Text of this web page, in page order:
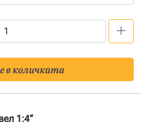
в количката
1:4“